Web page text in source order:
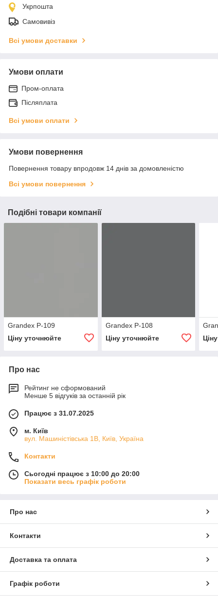
Укрпошта
Самовивіз
Всі умови доставки
Умови оплати
Пром-оплата
Післяплата
Всі умови оплати
Умови повернення
Повернення товару впродовж 14 днів за домовленістю
Всі умови повернення
Подібні товари компанії
Grandex P-109
Ціну уточнюйте
Grandex P-108
Ціну уточнюйте
Про нас
Рейтинг не сформований
Менше 5 відгуків за останній рік
Працює з 31.07.2025
м. Київ
вул. Машиністівська 1В, Київ, Україна
Контакти
Сьогодні працює з 10:00 до 20:00
Показати весь графік роботи
Про нас
Контакти
Доставка та оплата
Графік роботи